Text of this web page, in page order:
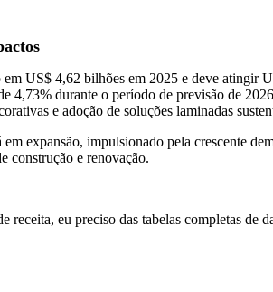
US$ 4,62 bilhões em 2025 e deve atingir
durante o período de previsão de
e adoção de soluções laminadas
expansão, impulsionado pela crescente
construção e renovação.
receita, eu preciso das tabelas completas de